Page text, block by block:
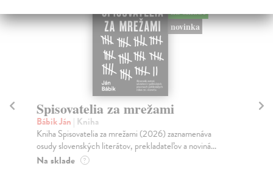
na sklade
novinka
Spisovatelia za mrežami
Bábik Ján | Kniha
Kniha Spisovatelia za mrežami (2026) zaznamenáva
osudy slovenských literátov, prekladateľov a noviná...
Na sklade ?